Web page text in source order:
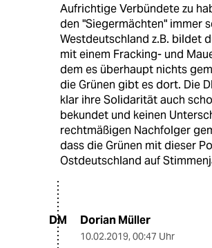
Aufrichtige Verbündete zu
den "Siegermächten" immer
Westdeutschland z.B. bildet
mit einem Fracking- und
dem es überhaupt nichts
die Grünen gibt es dort. Die
klar ihre Solidarität auch
bekundet und keinen
rechtmäßigen Nachfolger
dass die Grünen mit dieser
Ostdeutschland auf
DM Dorian Müller
10.02.2019, 00:47 Uhr